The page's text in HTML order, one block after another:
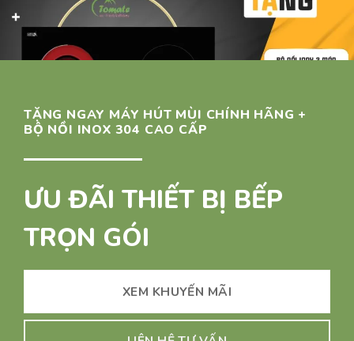
TẶNG NGAY MÁY HÚT MÙI CHÍNH HÃNG +
BỘ NỒI INOX 304 CAO CẤP
ƯU ĐÃI THIẾT BỊ BẾP
TRỌN GÓI
XEM KHUYẾN MÃI